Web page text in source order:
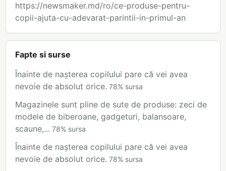
https://newsmaker.md/ro/ce-produse-pentru-
copii-ajuta-cu-adevarat-parintii-in-primul-an
Fapte si surse
Înainte de nașterea copilului pare că vei avea
nevoie de absolut orice. 78% sursa
Magazinele sunt pline de sute de produse: zeci de
modele de biberoane, gadgeturi, balansoare,
scaune,... 78% sursa
Înainte de nașterea copilului pare că vei avea
nevoie de absolut orice. 78% sursa